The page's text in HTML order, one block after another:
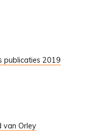
publicaties 2019
van Orley